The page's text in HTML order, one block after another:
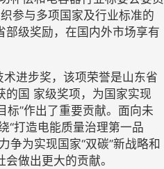
参与多项 国家及行业标准的
部级奖励，在国内外市场享有
进步奖，该项荣誉是山东省
的国 家级奖项，为国家实现
标”作出了重要贡献。面向未
“打造电能质量治理第一品
争为实现国家“双碳”新战略和
做出更大的贡献。